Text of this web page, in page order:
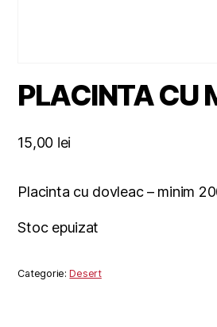
PLACINTA CU
15,00 lei
Placinta cu dovleac – minim
Stoc epuizat
Categorie:Desert